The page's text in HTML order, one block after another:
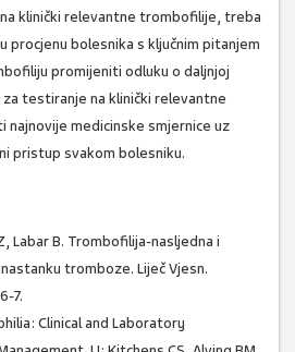
klinički relevantne trombofilije, treba
procjenu bolesnika s ključnim pitanjem
promijeniti odluku o daljnjoj
testiranje na klinički relevantne
medicinske smjernice uz
pristup svakom bolesniku.
Labar B. Trombofilija-nasljedna i
tromboze. Liječ Vjesn.
7.
Clinical and Laboratory